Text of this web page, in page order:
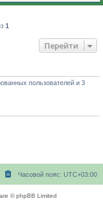
1
Перейти
пользователей и 3
Часовой пояс: UTC+03:00
© phpBB Limited